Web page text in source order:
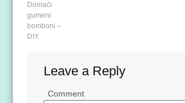
Domaći
gumeni
bomboni –
DIY.
Leave a Reply
Comment